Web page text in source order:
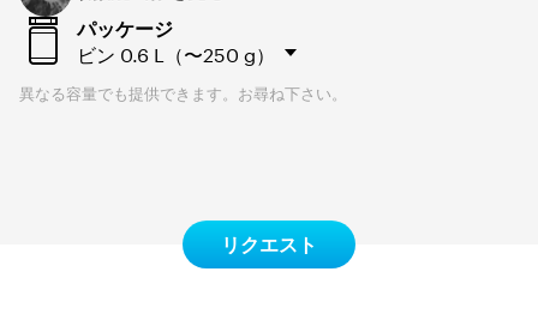
パッケージ
ビン 0.6 L（〜250 g）
異なる容量でも提供できます。お尋ね下さい。
リクエスト